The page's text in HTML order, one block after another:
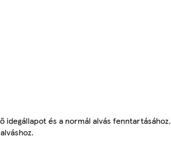
idegállapot és a normál alvás fenntartásához.